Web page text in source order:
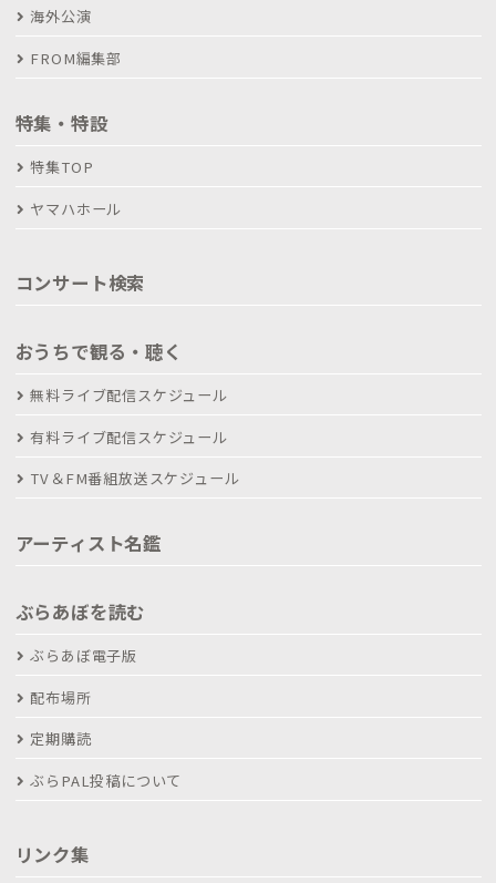
海外公演
FROM編集部
特集・特設
特集TOP
ヤマハホール
コンサート検索
おうちで観る・聴く
無料ライブ配信スケジュール
有料ライブ配信スケジュール
TV＆FM番組放送スケジュール
アーティスト名鑑
ぶらあぼを読む
ぶらあぼ電子版
配布場所
定期購読
ぶらPAL投稿について
リンク集